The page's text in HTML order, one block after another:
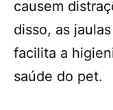
causem
disso, as
facilita a
saúde do pet.